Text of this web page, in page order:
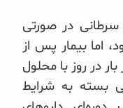
سرطانی در صورتی
اما بیمار پس از
در روز با محلول
به شرایط